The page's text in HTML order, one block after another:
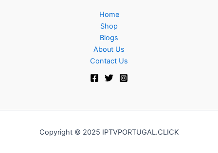
Home
Shop
Blogs
About Us
Contact Us
Copyright © 2025 IPTVPORTUGAL.CLICK